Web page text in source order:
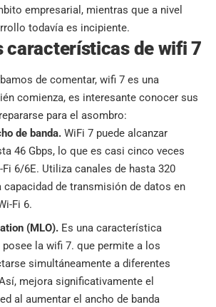
empresarial, mientras que a nivel
todavía es incipiente.
características de wifi 7
de comentar, wifi 7 es una
comienza, es interesante conocer sus
para el asombro:
de banda. WiFi 7 puede alcanzar
46 Gbps, lo que es casi cinco veces
6/6E. Utiliza canales de hasta 320
capacidad de transmisión de datos en
Fi 6.
(MLO). Es una característica
la wifi 7. que permite a los
simultáneamente a diferentes
mejora significativamente el
al aumentar el ancho de banda